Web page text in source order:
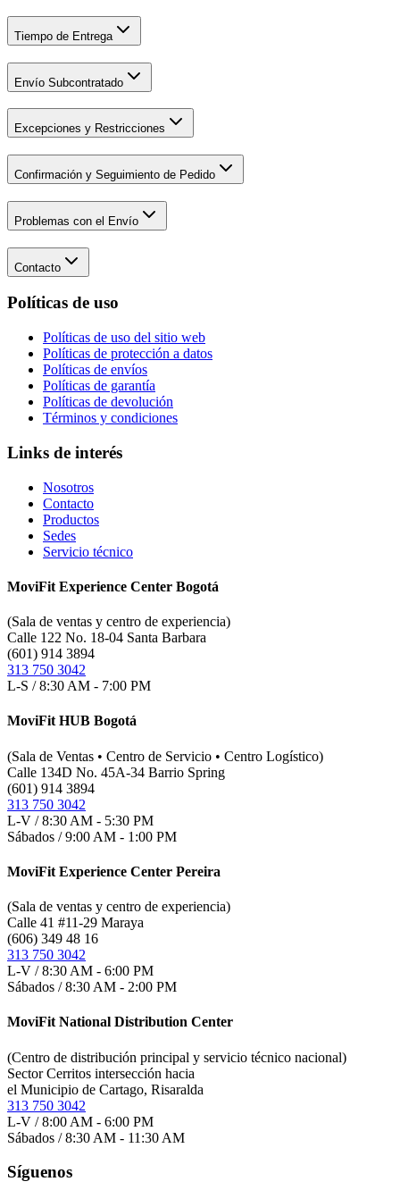
Tiempo de Entrega
Envío Subcontratado
Excepciones y Restricciones
Confirmación y Seguimiento de Pedido
Problemas con el Envío
Contacto
Políticas de uso
Políticas de uso del sitio web
Políticas de protección a datos
Políticas de envíos
Políticas de garantía
Políticas de devolución
Términos y condiciones
Links de interés
Nosotros
Contacto
Productos
Sedes
Servicio técnico
MoviFit Experience Center Bogotá
(Sala de ventas y centro de experiencia)
Calle 122 No. 18-04 Santa Barbara
(601) 914 3894
313 750 3042
L-S / 8:30 AM - 7:00 PM
MoviFit HUB Bogotá
(Sala de Ventas • Centro de Servicio • Centro Logístico)
Calle 134D No. 45A-34 Barrio Spring
(601) 914 3894
313 750 3042
L-V / 8:30 AM - 5:30 PM
Sábados / 9:00 AM - 1:00 PM
MoviFit Experience Center Pereira
(Sala de ventas y centro de experiencia)
Calle 41 #11-29 Maraya
(606) 349 48 16
313 750 3042
L-V / 8:30 AM - 6:00 PM
Sábados / 8:30 AM - 2:00 PM
MoviFit National Distribution Center
(Centro de distribución principal y servicio técnico nacional)
Sector Cerritos intersección hacia
el Municipio de Cartago, Risaralda
313 750 3042
L-V / 8:00 AM - 6:00 PM
Sábados / 8:30 AM - 11:30 AM
Síguenos